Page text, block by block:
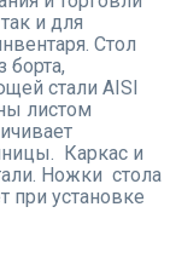
и для
Стол
борта,
стали AISI
листом
Каркас и
Ножки стола
при установке